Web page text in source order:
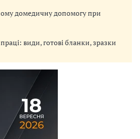
домедичну допомогу при
види, готові бланки, зразки